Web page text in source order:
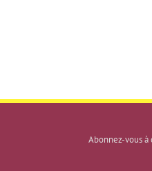
Abonnez-vous